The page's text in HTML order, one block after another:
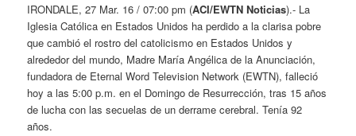
IRONDALE, 27 Mar. 16 / 07:00 pm (ACI/EWTN Noticias).- La
Iglesia Católica en Estados Unidos ha perdido a la clarisa pobre
que cambió el rostro del catolicismo en Estados Unidos y
alrededor del mundo, Madre María Angélica de la Anunciación,
fundadora de Eternal Word Television Network (EWTN), falleció
hoy a las 5:00 p.m. en el Domingo de Resurrección, tras 15 años
de lucha con las secuelas de un derrame cerebral. Tenía 92
años.